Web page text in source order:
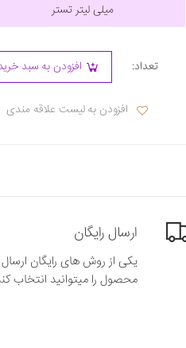
میلی لیتر تستر
تعداد: افزودن به سبد
افزودن به لیست علاقه مندی
ارسال رایگان
یکی از روش های رایگان ارسال
محصول را میتوانید انتخاب